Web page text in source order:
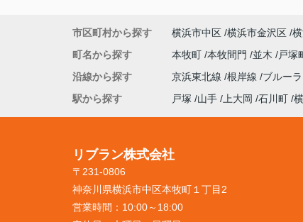
市区町村から探す 横浜市中区 横浜市金沢区
町名から探す
本牧町 本牧間門 並木 戸塚
沿線から探す
京浜東北線 根岸線 ブルー
駅から探す
戸塚 山手 上大岡 石川町
リブラン株式会社
〒231-0806
神奈川県横浜市中区本牧町１丁目2
営業時間： 10:00～18:00